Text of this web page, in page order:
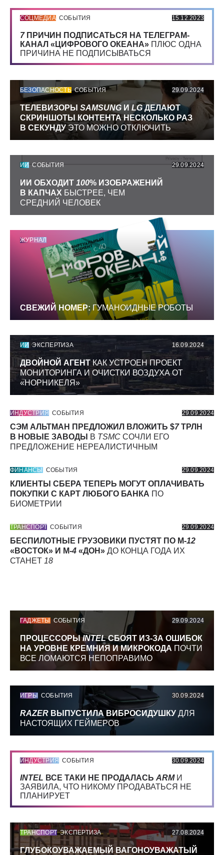
СОЦМЕДИА СОБЫТИЯ 15.12.2023
7 ПРИЧИН ПОДПИСАТЬСЯ НА ТЕЛЕГРАМ-
КАНАЛ «ЦИФРОВОГО ОКЕАНА» ПЛЮС ОДНА
ПРИЧИНА НЕ ПОДПИСЫВАТЬСЯ
БЕЗОПАСНОСТЬ СОБЫТИЯ 29.09.2024
ТЕЛЕВИЗОРЫ SAMSUNG И LGДЕЛАЮТ
СКРИНШОТЫ КОНТЕНТА НЕСКОЛЬКО РАЗ
В СЕКУНДУЭТО МОЖНО ОТКЛЮЧИТЬ
ИИ СОБЫТИЯ 29.09.2024
ИИ ОБХОДИТ 100% ИЗОБРАЖЕНИЙ
В КАПЧАХ БЫСТРЕЕ, ЧЕМ
СРЕДНИЙ ЧЕЛОВЕК
ЖУРНАЛ
СВЕЖИЙ НОМЕР: ГУМАНОИДНЫЕ РОБОТЫ
ИИ ЭКСПЕРТИЗА 16.09.2024
ДВОЙНОЙ АГЕНТКАК УСТРОЕН ПРОЕКТ
МОНИТОРИНГА И ОЧИСТКИ ВОЗДУХА ОТ
«НОРНИКЕЛЯ»
ИНДУСТРИЯ СОБЫТИЯ 29.09.2024
СЭМ АЛЬТМАН ПРЕДЛОЖИЛ ВЛОЖИТЬ $7ТРЛН
В НОВЫЕ ЗАВОДЫ
В TSMC СОЧЛИ ЕГО
ПРЕДЛОЖЕНИЕ НЕРЕАЛИСТИЧНЫМ
ФИНАНСЫ СОБЫТИЯ 29.09.2024
КЛИЕНТЫ СБЕРА ТЕПЕРЬ МОГУТ ОПЛАЧИВАТЬ
ПОКУПКИ С КАРТ ЛЮБОГО БАНКА ПО
БИОМЕТРИИ
ТРАНСПОРТ СОБЫТИЯ 29.09.2024
БЕСПИЛОТНЫЕ ГРУЗОВИКИ ПУСТЯТ ПО М-12
«ВОСТОК» И М-4 «ДОН» ДО КОНЦА ГОДА ИХ
СТАНЕТ 18
ГАДЖЕТЫ СОБЫТИЯ 29.09.2024
ПРОЦЕССОРЫINTELСБОЯТ ИЗ-ЗА ОШИБОК
НА УРОВНЕ КРЕМНИЯ И МИКРОКОДА ПОЧТИ
ВСЕ ЛОМАЮТСЯ НЕПОПРАВИМО
ИГРЫ СОБЫТИЯ 30.09.2024
RAZER ВЫПУСТИЛА ВИБРОСИДУШКУ ДЛЯ
НАСТОЯЩИХ ГЕЙМЕРОВ
ИНДУСТРИЯ СОБЫТИЯ 30.09.2024
INTEL ВСЕ ТАКИ НЕ ПРОДАЛАСЬ ARMИ
ЗАЯВИЛА, ЧТО НИКОМУ ПРОДАВАТЬСЯ НЕ
ПЛАНИРУЕТ
ТРАНСПОРТ ЭКСПЕРТИЗА 27.08.2024
ГЛУБОКОУВАЖАЕМЫЙ ВАГОНОУВАЖАТЫЙ